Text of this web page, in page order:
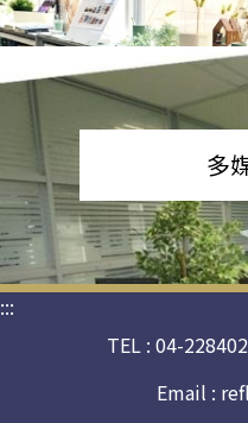
多
:::
TEL : 04-
Email :